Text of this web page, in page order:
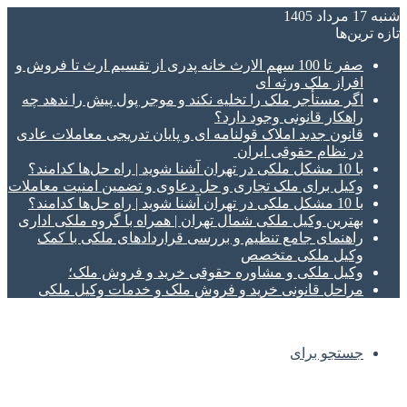
شنبه 17 مرداد 1405
تازه‌ ترین‌ها
صفر تا 100 سهم الارث خانه پدری از تقسیم ارث تا فروش و
افراز ملک ورثه ای
اگر مستأجر ملک را تخلیه نکند و موجر پول پیش را ندهد چه
راهکار قانونی وجود دارد؟
قانون جدید املاک قولنامه ای و پایان تدریجی معاملات عادی
در نظام حقوقی ایران
با 10 مشکل ملکی در تهران آشنا شوید | راه حل‌ها کدامند؟
وکیل برای ملک تجاری و حل دعاوی و تضمین امنیت معاملات
با 10 مشکل ملکی در تهران آشنا شوید | راه حل‌ها کدامند؟
بهترین وکیل ملکی شمال تهران | همراه با گروه ملکی اداری
راهنمای جامع تنظیم و بررسی قراردادهای ملکی با کمک
وکیل ملکی متخصص
وکیل ملکی و مشاوره حقوقی خرید و فروش ملک؛
مراحل قانونی خرید و فروش ملک و خدمات وکیل ملکی
جستجو برای